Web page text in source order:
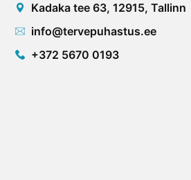
Kadaka tee 63, 12915, Tallinn
info@tervepuhastus.ee
+372 5670 0193